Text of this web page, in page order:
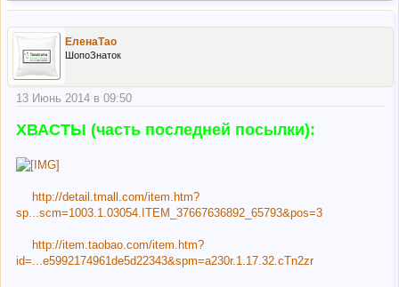
ЕленаТао
ШопоЗнаток
13 Июнь 2014 в 09:50
ХВАСТЫ (часть последней посылки):
http://detail.tmall.com/item.htm?
sp...scm=1003.1.03054.ITEM_37667636892_65793&pos=3
http://item.taobao.com/item.htm?
id=...e5992174961de5d22343&spm=a230r.1.17.32.cTn2zr